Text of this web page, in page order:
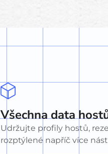
Všechna data
Udržujte profily hostů,
rozptýlené napříč více